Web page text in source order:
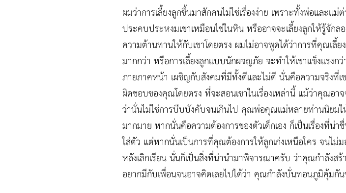
ผมว่าการเลี้ยงลูกขึ้นมาสักคนไม่ใช่เรื่องง่าย เพราะทั้งพ่อและ
ประคบประหงมเขาเหมือนไข่ในหิน หรืออาจจะเลี้ยงลูกให้รู้จักล
ความต้านทานให้กับเขาโดยตรง ผมไม่อาจพูดได้ว่าการที่คุณเลี้
มากกว่า หรือการเลี้ยงลูกแบบนักผจญภัย จะทำให้เขาแข็งแรงก
ภายภาคหน้า เผชิญกับสังคมที่มีทั้งดีและไม่ดี นั่นคือความจริงที่
ผิดชอบของคุณโดยตรง ที่จะสอนเขาในเรื่องเหล่านี้ แม้ว่าคุณอ
ว่านั่นไม่ใช่การบีบบังคับจนเกินไป คุณพ่อคุณแม่หลายท่านนิยมให้
มากมาย หากนั่นคือความต้องการของตัวเด็กเอง ก็เป็นเรื่องที่น่
ใส่ตัว แต่หากนั่นเป็นการที่คุณต้องการให้ลูกเก่งเหนือใคร จนไม่
หลังเลิกเรียน นั่นก็เป็นสิ่งที่น่านำมาพิจารณาครับ ว่าคุณกำลังสร้
อยากมีกับเพื่อนจนอาจคิดเลยไปได้ว่า คุณกำลังบั่นทอนภูมิคุ้มกัน